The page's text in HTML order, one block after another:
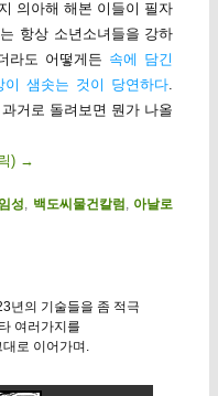
의아해 해본 이들이 필자
항상 소년소녀들을 강하
라도 어떻게든 속에 담긴
이 샘솟는 것이 당연하다.
거로 돌려보면 뭔가 나올
) →
성, 백도씨물건칼럼 , 아날로
년의 기술들을 좀 적극
여러가지를
로 이어가며.